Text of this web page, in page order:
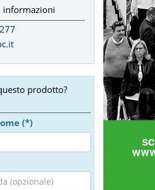
informazioni
prodotto?
(*)